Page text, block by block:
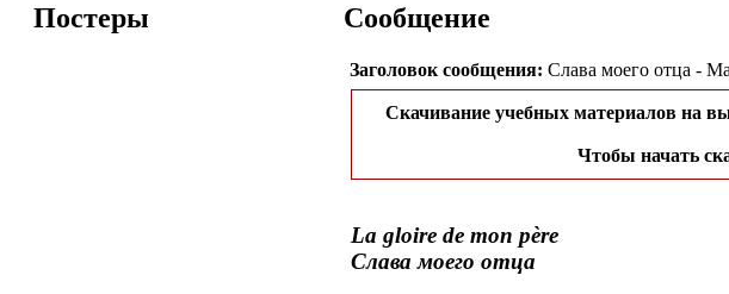
Постеры Сообщение
Заголовок сообщения: Слава моего отца -
Скачивание учебных материалов на
Чтобы начать
La gloire de mon père
Слава моего отца